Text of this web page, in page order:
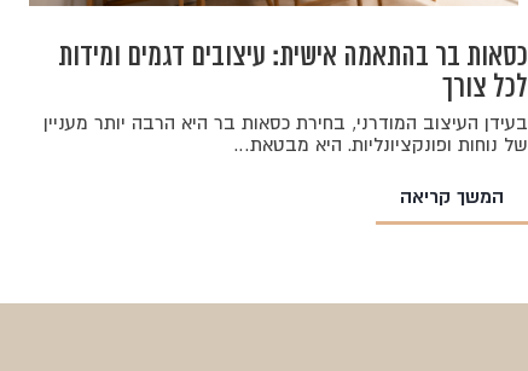
כסאות בר בהתאמה אישית: עיצובים דגמים ומידות
לכל צורך
בעידן העיצוב המודרני, בחירת כסאות בר היא הרבה יותר מעניין
של נוחות ופונקציונליות. היא מבטאת…
המשך קריאה